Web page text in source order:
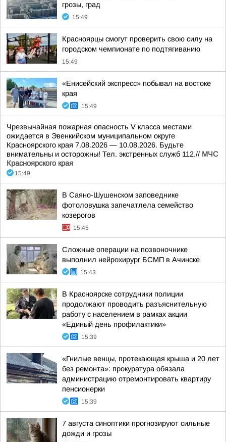
грозы, град
15:49
Красноярцы смогут проверить свою силу на
городском чемпионате по подтягиванию
15:49
«Енисейский экспресс» побывал на востоке
края
15:49
Чрезвычайная пожарная опасность V класса местами
ожидается в Эвенкийском муниципальном округе
Красноярского края 7.08.2026 — 10.08.2026. Будьте
внимательны и осторожны! Тел. экстренных служб 112.// МЧС
Красноярского края
15:49
В Саяно-Шушенском заповеднике
фотоловушка запечатлела семейство
козерогов
15:45
Сложные операции на позвоночнике
выполнил нейрохирург БСМП в Ачинске
15:43
В Красноярске сотрудники полиции
продолжают проводить разъяснительную
работу с населением в рамках акции
«Единый день профилактики»
15:39
«Гнилые венцы, протекающая крыша и 20 лет
без ремонта»: прокуратура обязала
администрацию отремонтировать квартиру
пенсионерки
15:39
7 августа синоптики прогнозируют сильные
дожди и грозы